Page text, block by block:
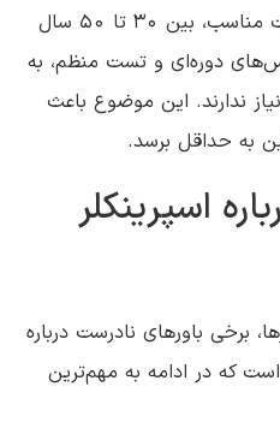
سیستم‌های اسپرینکلر با کیفیت مناسب، بین 30 تا 50 سال
دوره‌ای و تست منظم، به
ندارند. این موضوع باعث
به حداقل برسد.
اسپرینکلر
برخی باورهای نادرست درباره
که در ادامه به مهم‌ترین